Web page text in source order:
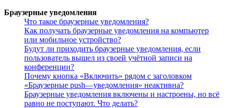
Браузерные уведомления
Что такое браузерные уведомления?
Как получать браузерные уведомления на компьютер
или мобильное устройство?
Будут ли приходить браузерные уведомления, если
пользователь вышел из своей учётной записи на
конференции?
Почему кнопка «Включить» рядом с заголовком
«Браузерные push—уведомления» неактивна?
Браузерные уведомления включены и настроены, но всё
равно не поступают. Что делать?